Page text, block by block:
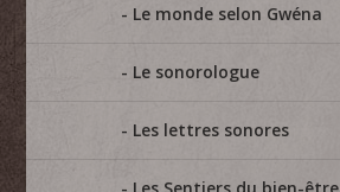
Le monde selon Gwéna
Le sonorologue
Les lettres sonores